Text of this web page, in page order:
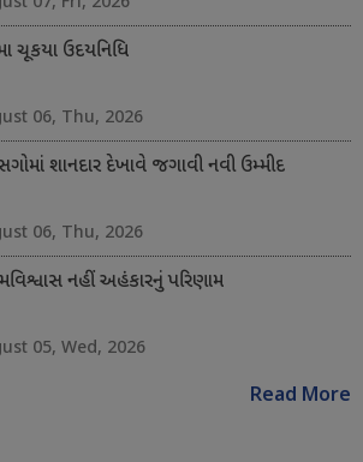
ચૂકયા ઉદયનિધિ
06, Thu, 2026
શાનદાર દેખાવે જગાવી નવી ઉમ્મીદ
06, Thu, 2026
નહીં અહંકારનું પરિણામ
05, Wed, 2026
Read More